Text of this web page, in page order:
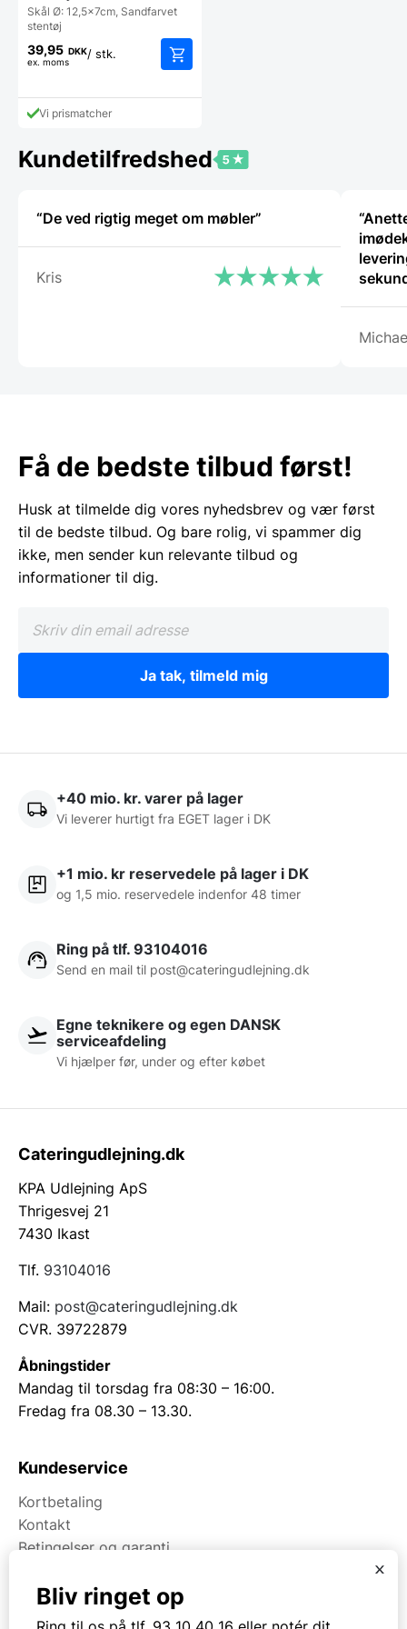
Skål Ø: 12,5x7cm, Sandfarvet
stentøj
39,95 DKK
ex. moms
/ stk.
Vi prismatcher
Kundetilfredshed
“De ved rigtig meget om møbler”
Kris
Få de bedste tilbud først!
Husk at tilmelde dig vores nyhedsbrev og vær først
til de bedste tilbud. Og bare rolig, vi spammer dig
ikke, men sender kun relevante tilbud og
informationer til dig.
Ja tak, tilmeld mig
+40 mio. kr. varer på lager
Vi leverer hurtigt fra EGET lager i DK
+1 mio. kr reservedele på lager i DK
og 1,5 mio. reservedele indenfor 48 timer
Ring på tlf. 93104016
Send en mail til post@cateringudlejning.dk
Egne teknikere og egen DANSK
serviceafdeling
Vi hjælper før, under og efter købet
Cateringudlejning.dk
KPA Udlejning ApS
Thrigesvej 21
7430 Ikast
Tlf. 93104016
Mail: post@cateringudlejning.dk
CVR. 39722879
Åbningstider
Mandag til torsdag fra 08:30 – 16:00.
Fredag fra 08.30 – 13.30.
Kundeservice
Kortbetaling
Kontakt
Betingelser og garanti
Om Kpa Udlejning
x
Bliv ringet op